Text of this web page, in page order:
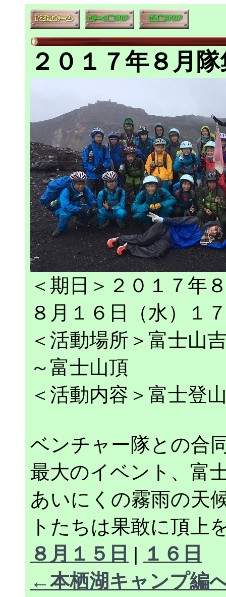
２０１７年８月
＜期日＞２０１７年
８月１６日（水）１
＜活動場所＞富士山
～富士山頂
＜活動内容＞富士登
ベンチャー隊との合
最大のイベント、富
あいにくの霧雨の天
トたちは果敢に頂上
８月１５日 | １６日
←本栖湖キャンプ編